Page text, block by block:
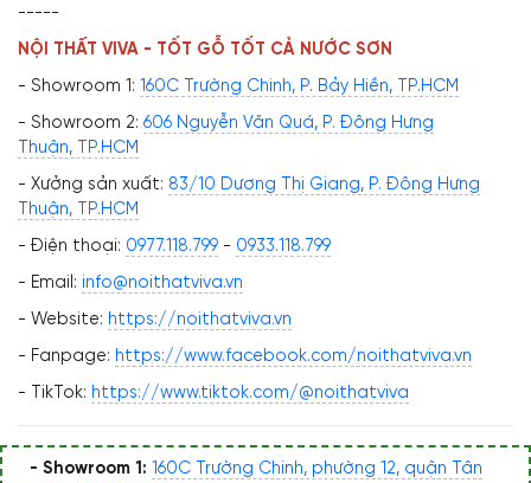
-----
NỘI THẤT VIVA - TỐT GỖ TỐT CẢ NƯỚC SƠN
- Showroom 1: 160C Trường Chinh, P. Bảy Hiền, TP.HCM
- Showroom 2: 606 Nguyễn Văn Quá, P. Đông Hưng
Thuận, TP.HCM
- Xưởng sản xuất: 83/10 Dương Thị Giang, P. Đông Hưng
Thuận, TP.HCM
- Điện thoại: 0977.118.799 - 0933.118.799
- Email: info@noithatviva.vn
- Website: https://noithatviva.vn
- Fanpage: https://www.facebook.com/noithatviva.vn
- TikTok: https://www.tiktok.com/@noithatviva
- Showroom 1: 160C Trường Chinh, phường 12, quận Tân